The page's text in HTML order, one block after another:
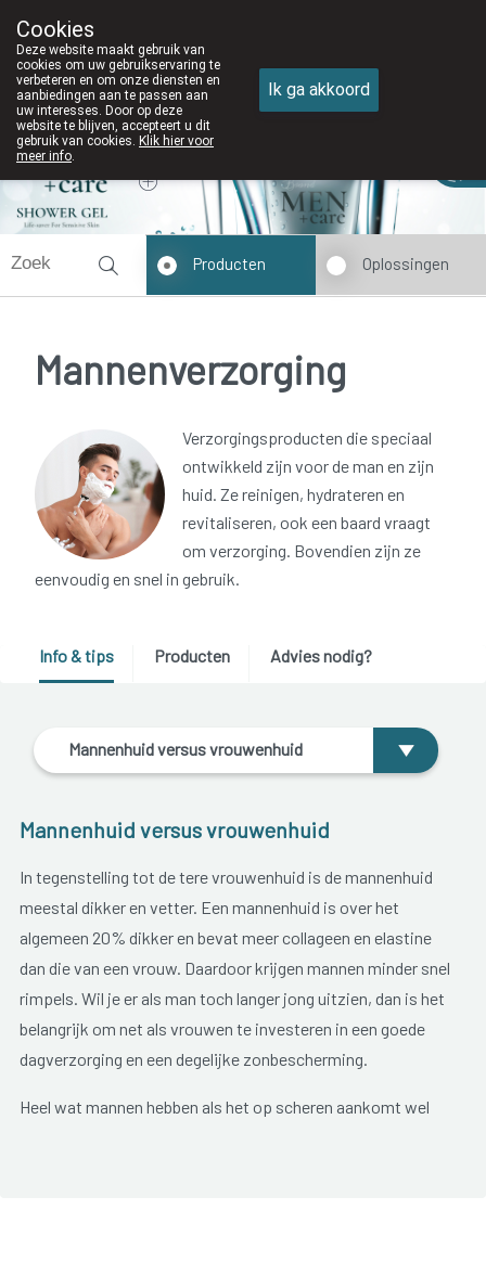
050/82 28 83
Vandaag Nugesloten
Producten Oplossingen
Mannenverzorging
Verzorgingsproducten die speciaal
ontwikkeld zijn voor de man en zijn
huid. Ze reinigen, hydrateren en
revitaliseren, ook een baard vraagt
om verzorging. Bovendien zijn ze
eenvoudig en snel in gebruik.
Info & tips Producten Advies nodig?
Mannenhuid versus vrouwenhuid
Mannenhuid versus vrouwenhuid
In tegenstelling tot de tere vrouwenhuid is de mannenhuid
meestal dikker en vetter. Een mannenhuid is over het
algemeen 20% dikker en bevat meer collageen en elastine
dan die van een vrouw. Daardoor krijgen mannen minder snel
rimpels. Wil je er als man toch langer jong uitzien, dan is het
belangrijk om net als vrouwen te investeren in een goede
dagverzorging en een degelijke zonbescherming.
Heel wat mannen hebben als het op scheren aankomt wel
Cookies
Deze website maakt gebruik van
cookies om uw gebruikservaring te
verbeteren en om onze diensten en
aanbiedingen aan te passen aan
uw interesses. Door op deze
website te blijven, accepteert u dit
gebruik van cookies. Klik hier voor
meer info.
Ik ga akkoord